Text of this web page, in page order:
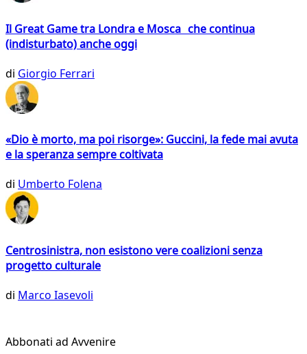
Il Great Game tra Londra e Mosca che continua
(indisturbato) anche oggi
di Giorgio Ferrari
«Dio è morto, ma poi risorge»: Guccini, la fede mai avuta
e la speranza sempre coltivata
di Umberto Folena
Centrosinistra, non esistono vere coalizioni senza
progetto culturale
di Marco Iasevoli
Abbonati ad Avvenire